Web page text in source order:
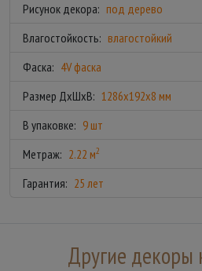
Рисунок декора: под дерево
Влагостойкость: влагостойкий
Фаска: 4V фаска
Размер ДхШхВ: 1286x192x8 мм
В упаковке: 9 шт
Метраж: 2.22 м2
Гарантия: 25 лет
Другие декоры